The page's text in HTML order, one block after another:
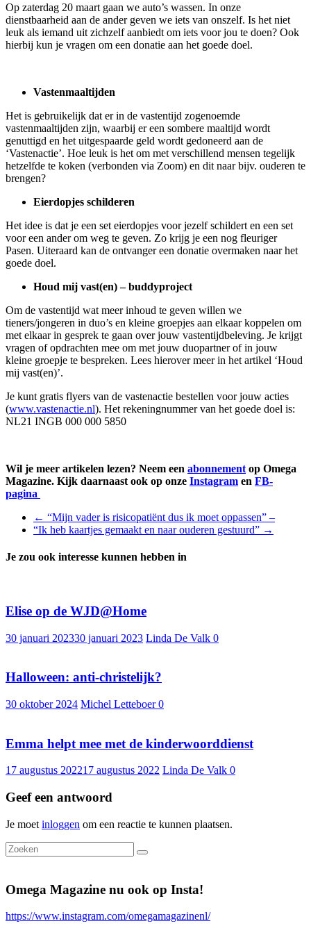
Op zaterdag 20 maart gaan we auto’s wassen. In onze
dienstbaarheid aan de ander geven we iets van onszelf. Is het niet
leuk als iemand uit zichzelf aanbiedt om iets voor jou te doen? Ook
hierbij kun je vragen om een donatie aan het goede doel.
Vastenmaaltijden
Het is gebruikelijk dat er in de vastentijd zogenoemde
vastenmaaltijden zijn, waarbij er een sombere maaltijd wordt
genuttigd en het uitgespaarde geld wordt gedoneerd aan de
‘Vastenactie’. Hoe leuk is het om met verschillend mensen tegelijk
hetzelfde te koken (verbonden via Zoom) en dit naar bijv. ouderen te
brengen?
Eierdopjes schilderen
Het idee is dat je een set eierdopjes voor jezelf schildert en een set
voor een ander om weg te geven. Zo krijg je een nog fleuriger
Pasen. Uiteraard kan de ontvanger een donatie overmaken naar het
goede doel.
Houd mij vast(en) – buddyproject
Om de vastentijd wat meer inhoud te geven willen we
tieners/jongeren in duo’s en kleine groepjes aan elkaar koppelen om
met elkaar in gesprek te gaan over jouw vastentijdbeleving. Je krijgt
vragen of opdrachten mee om met jouw duopartner of in jouw
kleine groepje te bespreken. Lees hierover meer in het artikel ‘Houd
mij vast(en)’.
Je kunt gratis flyers van de vastenactie bestellen voor jouw acties
(www.vastenactie.nl). Het rekeningnummer van het goede doel is:
NL21 INGB 000 000 5850
Wil je meer artikelen lezen? Neem een abonnement op Omega
Magazine. Kijk daarnaast ook op onze Instagram en FB-
pagina
← “Mijn vader is risicopatiënt dus ik moet oppassen” –
“Ik heb kaartjes gemaakt en naar ouderen gestuurd” →
Je zou ook interesse kunnen hebben in
Elise op de WJD@Home
30 januari 202330 januari 2023 Linda De Valk 0
Halloween: anti-christelijk?
30 oktober 2024 Michel Letteboer0
Emma helpt mee met de kinderwoorddienst
17 augustus 202217 augustus 2022 Linda De Valk 0
Geef een antwoord
Je moet inloggen om een reactie te kunnen plaatsen.
Omega Magazine nu ook op Insta!
https://www.instagram.com/omegamagazinenl/